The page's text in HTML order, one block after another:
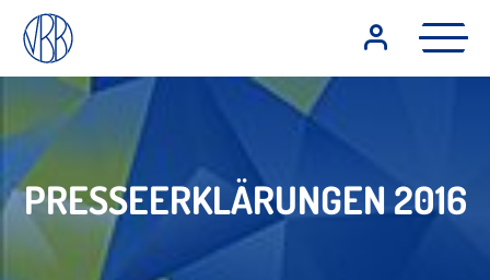
PRESSEERKLÄRUNGEN 2016